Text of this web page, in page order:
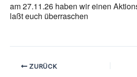
am 27.11.26 haben wir einen
laßt euch überraschen
ZURÜCK